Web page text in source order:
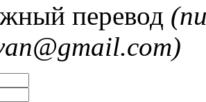
перевод